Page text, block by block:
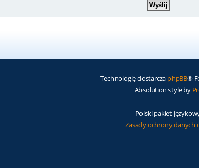
Technologię dostarcza phpBB®
Absolution style by
Polski pakiet
Zasady ochrony danych